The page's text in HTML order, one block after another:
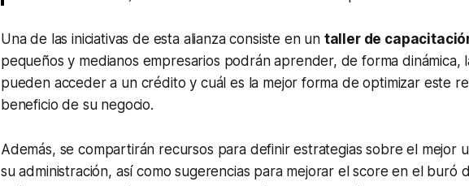
Una de las iniciativas de esta alianza consiste en un taller de
pequeños y medianos empresarios podrán aprender, de forma dinámica,
pueden acceder a un crédito y cuál es la mejor forma de optimizar este
beneficio de su negocio.
Además, se compartirán recursos para definir estrategias sobre el mejor
su administración, así como sugerencias para mejorar elscore en el buró